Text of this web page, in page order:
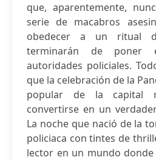
que, aparentemente,
serie de macabros
obedecer a un ritual
terminarán de
autoridades policiales.
que la celebración de la
popular de la capital
convertirse en un
La noche que nació de la
policiaca con tintes de
lector en un mundo